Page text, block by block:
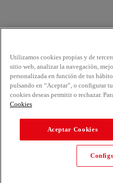
Utilizamos cookies propias y de
sitio web, analizar la navegación,
personalizada en función de tus
pulsando en “Aceptar”, o configurar
cookies deseas permitir o rechazar.
Cookies
Aceptar Cookies